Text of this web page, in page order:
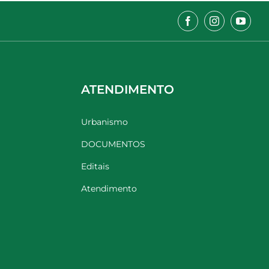
ATENDIMENTO
Urbanismo
DOCUMENTOS
Editais
Atendimento